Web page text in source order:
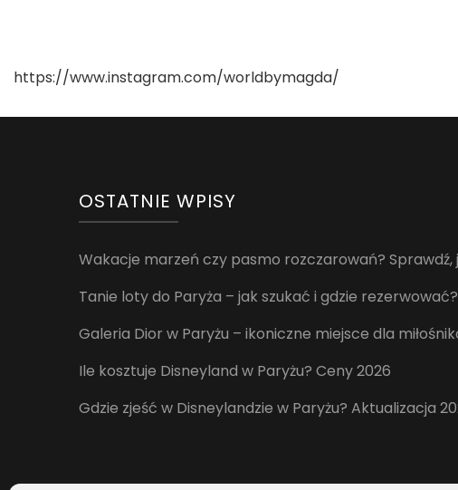
https://www.instagram.com/worldbymagda/
OSTATNIE WPISY
Wakacje marzeń czy pasmo rozczarowań?
Tanie loty do Paryża – jak szukać i gdzie rezerwować?
Galeria Dior w Paryżu – ikoniczne miejsce dla
Ile kosztuje Disneyland w Paryżu? Ceny 2026
Gdzie zjeść w Disneylandzie w Paryżu? Aktualizacja